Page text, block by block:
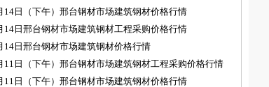
14日（下午）邢台钢材市场建筑钢材价格行情
14日邢台钢材市场建筑钢材工程采购价格行情
14日邢台钢材市场建筑钢材价格行情
11日（下午）邢台钢材市场建筑钢材工程采购价格行情
11日（下午）邢台钢材市场建筑钢材价格行情